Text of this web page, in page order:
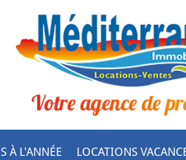
À L'ANNÉE LOCATIONS